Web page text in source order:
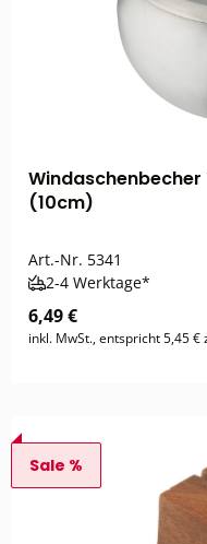
(10cm)
Art.-Nr. 5341
2-4 Werktage*
6,49 €
inkl. MwSt., entspricht 5,45 €
Sale %